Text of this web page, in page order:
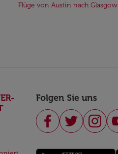
Flüge von Austin nach Glasgow
Folgen Sie uns